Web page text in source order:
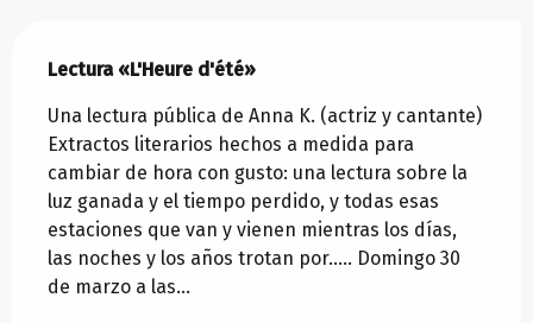
Lectura «L'Heure d'été»
Una lectura pública de Anna K. (actriz y cantante)
Extractos literarios hechos a medida para
cambiar de hora con gusto: una lectura sobre la
luz ganada y el tiempo perdido, y todas esas
estaciones que van y vienen mientras los días,
las noches y los años trotan por..... Domingo 30
de marzo a las...